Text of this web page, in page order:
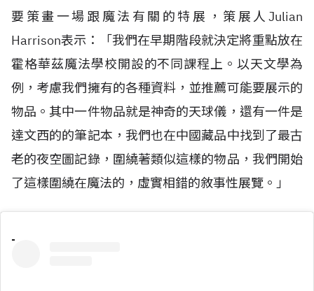
要策畫一場跟魔法有關的特展，策展人Julian
Harrison表示：「我們在早期階段就決定將重點放在
霍格華茲魔法學校開設的不同課程上。以天文學為
例，考慮我們擁有的各種資料，並推薦可能要展示的
物品。其中一件物品就是神奇的天球儀，還有一件是
達文西的的筆記本，我們也在中國藏品中找到了最古
老的夜空圖記錄，圍繞著類似這樣的物品，我們開始
了這樣圍繞在魔法的，虛實相錯的敘事性展覽。」